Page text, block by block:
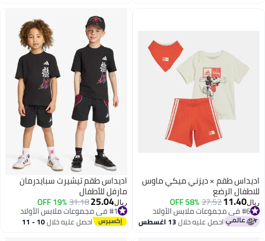
اديداس طقم × ديزني ميكي ماوس
للاطفال الرضع
ريال11.40
27.52
58% OFF
#6 في مجموعات ملابس الأولاد
#6 في مجموعات ملابس الأولاد احصل عليه خلال13 اغسطس
اديداس طقم تيشيرت سبايدرمان
مارفل للأطفال
ريال25.04
31.18
19% OFF #1 في مجموعات ملابس الأولاد
أقل سعر في 7 يوم
#1 في مجموعات ملابس الأولاد احصل عليه خلال 10 - 11